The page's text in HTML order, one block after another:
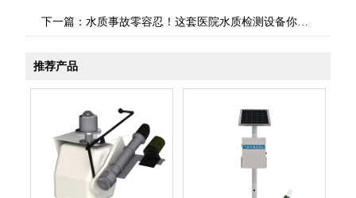
下一篇： 水质事故零容忍！这套医院水质检测设备你备齐了吗？
推荐产品